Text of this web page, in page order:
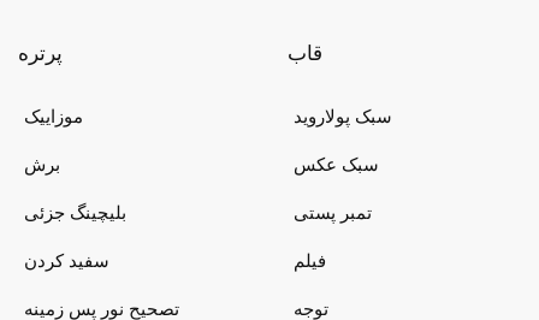
پرتره
موزاییک
برش
بلیچینگ جزئی
سفید کردن
تصحیح نور پس زمینه
قاب
سبک پولاروید
سبک عکس
تمبر پستی
فیلم
توجه